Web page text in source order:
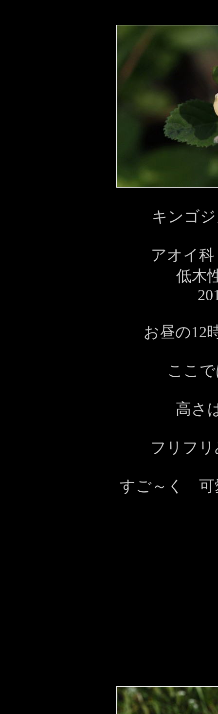
キンゴ
アオイ
低木
お昼の12
ここ
高さ
フリフ
すご～く 可